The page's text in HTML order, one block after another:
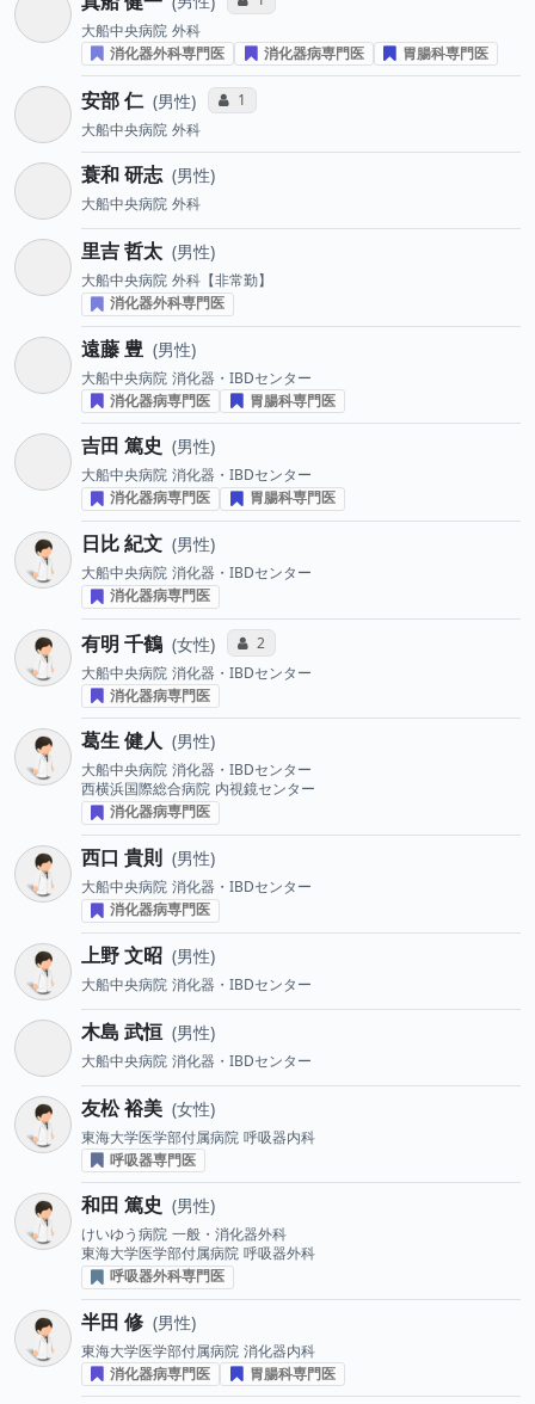
大船中央病院 外科
消化器外科専門医
消化器病専門医 胃腸科専門医
安部 仁 男性 コミュニケーション・タイプ投票数
1
大船中央病院 外科
蓑和 研志 男性
大船中央病院 外科
里吉 哲太 男性
大船中央病院 外科【非常勤】
消化器外科専門医
遠藤 豊 男性
大船中央病院 消化器・IBDセンター
消化器病専門医
胃腸科専門医
吉田 篤史 男性
大船中央病院 消化器・IBDセンター
消化器病専門医
胃腸科専門医
日比 紀文 男性
大船中央病院 消化器・IBDセンター
消化器病専門医
有明 千鶴 女性 コミュニケーション・タイプ投票数
2
大船中央病院 消化器・IBDセンター
消化器病専門医
葛生 健人 男性
大船中央病院 消化器・IBDセンター
西横浜国際総合病院 内視鏡センター
消化器病専門医
西口 貴則 男性
大船中央病院 消化器・IBDセンター
消化器病専門医
上野 文昭 男性
大船中央病院 消化器・IBDセンター
木島 武恒 男性
大船中央病院 消化器・IBDセンター
友松 裕美 女性
東海大学医学部付属病院 呼吸器内科
呼吸器専門医
和田 篤史 男性
けいゆう病院 一般・消化器外科
東海大学医学部付属病院 呼吸器外科
呼吸器外科専門医
半田 修 男性
東海大学医学部付属病院 消化器内科
消化器病専門医
胃腸科専門医